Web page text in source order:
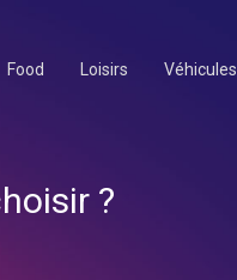
Food Loisirs Véhicules
?